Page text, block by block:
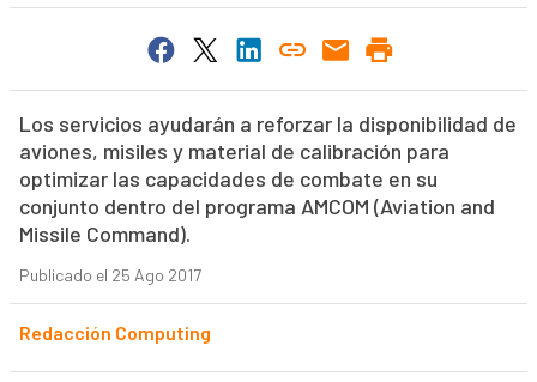
Los servicios ayudarán a reforzar la disponibilidad de
aviones, misiles y material de calibración para
optimizar las capacidades de combate en su
conjunto dentro del programa AMCOM (Aviation and
Missile Command).
Publicado el 25 Ago 2017
Redacción Computing